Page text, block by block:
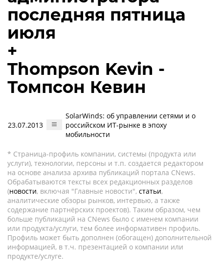
последняя пятница
июля
+
Thompson Kevin -
Томпсон Кевин
23.07.2013
SolarWinds: об управлении сетями и о
российском ИТ-рынке в эпоху
мобильности
* Страница-профиль компании, системы (продукта или
услуги), технологии, персоны и т.п. создается редактором
на основе анализа архива публикаций портала CNews.
Обрабатываются тексты всех редакционных разделов
(новости, включая "Главные новости", статьи,
аналитические обзоры рынков, интервью, а также
содержание партнёрских проектов). Таким образом, чем
больше публикаций на CNews было с именем компании
или продукта/услуги, тем более информативен профиль.
Профиль может быть дополнен (обогащен) дополнительной
информацией, в т.ч. презентацией о компании или
продукте/услуге.